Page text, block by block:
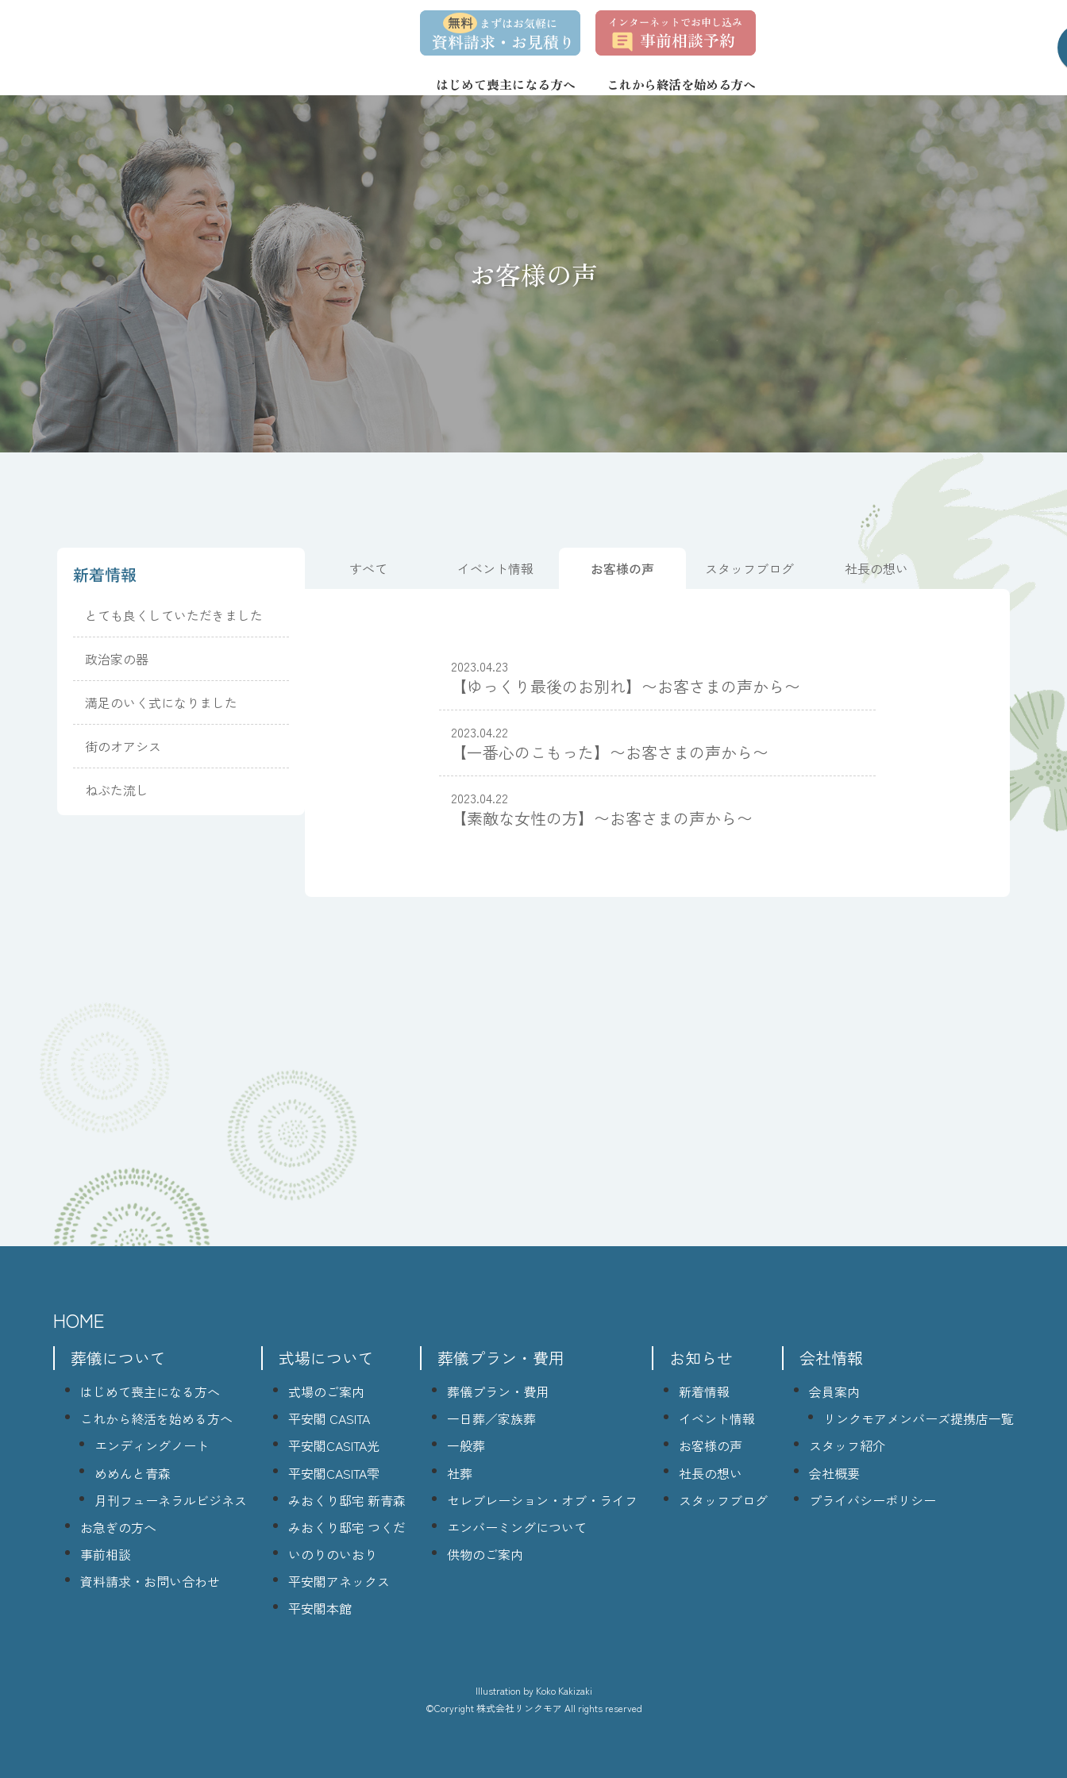
へ
ス
キ
ッ
プ
ョ
ン
に
移
動
資
求
問
い
合
わ
せ
事
談
-
3
5
4
はじめて喪主になる方へ これから終活を始める方へ
お客様の声
新着情報
とても良くしていただきました
政治家の器
満足のいく式になりました
街のオアシス
ねぶた流し
すべて イベント情報 お客様の声 スタッフブログ 社長の想い
2023.04.23
【ゆっくり最後のお別れ】〜お客さまの声から〜
2023.04.22
【一番心のこもった】〜お客さまの声から〜
2023.04.22
【素敵な女性の方】〜お客さまの声から〜
HOME
葬儀について
はじめて喪主になる方へ
これから終活を始める方へ
エンディングノート
めめんと青森
月刊フューネラルビジネス
お急ぎの方へ
事前相談
資料請求・お問い合わせ
式場について
式場のご案内
平安閣 CASITA
平安閣CASITA光
平安閣CASITA雫
みおくり邸宅 新青森
みおくり邸宅 つくだ
いのりのいおり
平安閣アネックス
平安閣本館
葬儀プラン・費用
葬儀プラン・費用
一日葬／家族葬
一般葬
社葬
セレブレーション・オブ・ライフ
エンバーミングについて
供物のご案内
お知らせ
新着情報
イベント情報
お客様の声
社長の想い
スタッフブログ
会社情報
会員案内
リンクモアメンバーズ提携店一覧
スタッフ紹介
会社概要
プライバシーポリシー
lllustration by Koko Kakizaki
©Coryright 株式会社リンクモア All rights reserved